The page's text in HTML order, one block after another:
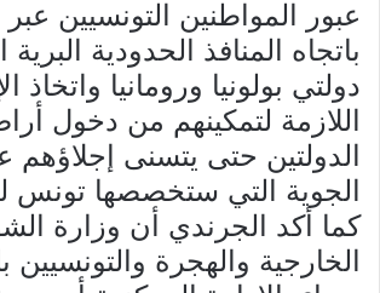
عبور المواطنين التونسيين
باتجاه المنافذ الحدودية
دولتي بولونيا ورومانيا واتخاذ
اللازمة لتمكينهم من دخول
الدولتين حتى يتسنى إجلاؤهم
الجوية التي ستخصصها تونس
كما أكد الجرندي أن وزارة
الخارجية والهجرة والتونسيين